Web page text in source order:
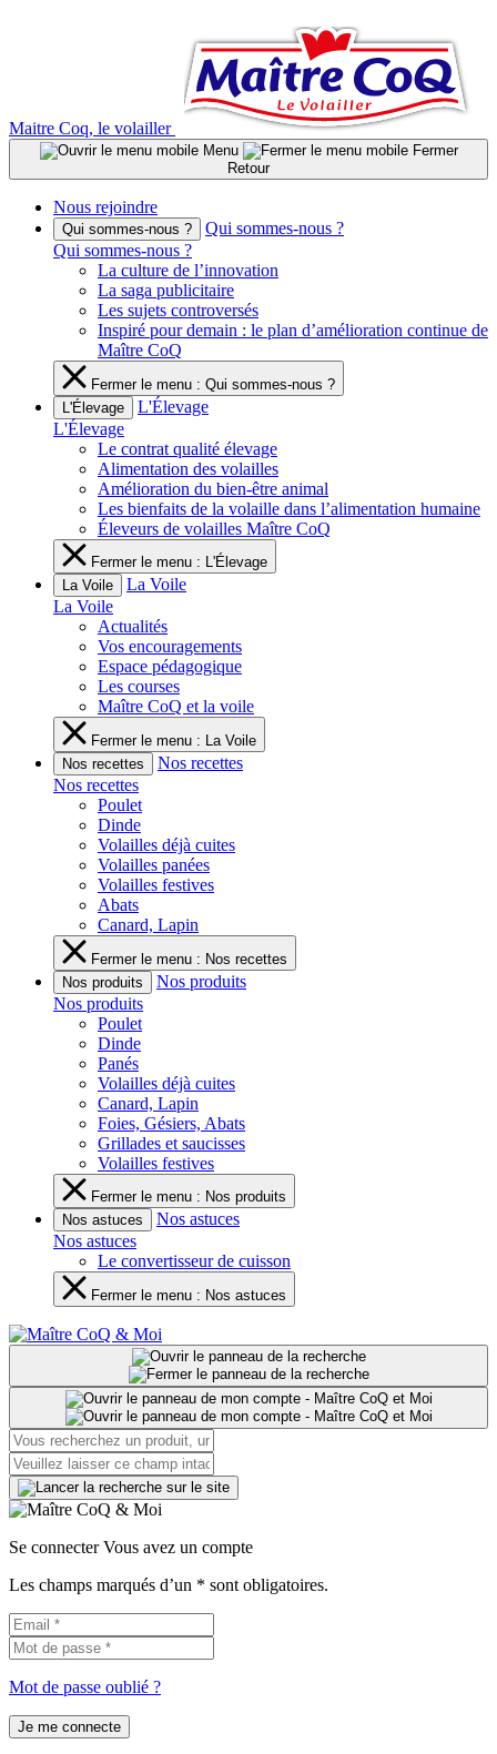
Maitre Coq, le volailler
Menu
Fermer
Retour
Nous rejoindre
Qui sommes-nous ?
Qui sommes-nous ?
Qui sommes-nous ?
La culture de l’innovation
La saga publicitaire
Les sujets controversés
Inspiré pour demain : le plan d’amélioration continue de
Maître CoQ
Fermer le menu : Qui sommes-nous ?
L'Élevage
L'Élevage
L'Élevage
Le contrat qualité élevage
Alimentation des volailles
Amélioration du bien-être animal
Les bienfaits de la volaille dans l’alimentation humaine
Éleveurs de volailles Maître CoQ
Fermer le menu : L'Élevage
La Voile
La Voile
La Voile
Actualités
Vos encouragements
Espace pédagogique
Les courses
Maître CoQ et la voile
Fermer le menu : La Voile
Nos recettes
Nos recettes
Nos recettes
Poulet
Dinde
Volailles déjà cuites
Volailles panées
Volailles festives
Abats
Canard, Lapin
Fermer le menu : Nos recettes
Nos produits
Nos produits
Nos produits
Poulet
Dinde
Panés
Volailles déjà cuites
Canard, Lapin
Foies, Gésiers, Abats
Grillades et saucisses
Volailles festives
Fermer le menu : Nos produits
Nos astuces
Nos astuces
Nos astuces
Le convertisseur de cuisson
Fermer le menu : Nos astuces
Se connecter Vous avez un compte
Les champs marqués d’un * sont obligatoires.
Mot de passe oublié ?
Je me connecte